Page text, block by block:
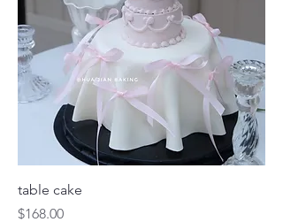
table cake
價格
$168.00